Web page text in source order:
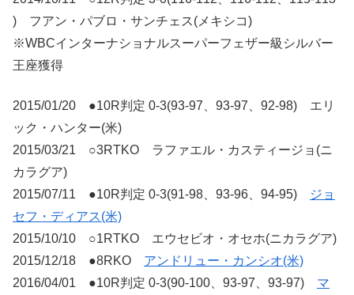
) フアン・パブロ・サンチェス(メキシコ)
※WBCインターナショナルスーパーフェザー級シルバー
王座獲得
2015/01/20 ●10R判定 0-3(93-97、93-97、92-98) エリ
ック・ハンター(米)
2015/03/21 ○3RTKO ラファエル・カスティージョ(ニ
カラグア)
2015/07/11 ●10R判定 0-3(91-98、93-96、94-95)
ジョ
セフ・ディアス(米)
2015/10/10 ○1RTKO エウセビオ・オセホ(ニカラグア)
2015/12/18 ●8RKO アンドリュー・カンシオ(米)
2016/04/01 ●10R判定 0-3(90-100、93-97、93-97) マ